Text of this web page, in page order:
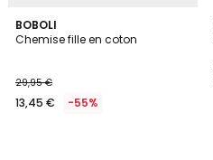
BOBOLI
Chemise fille en coton
29,95 €
13,45 € -55%